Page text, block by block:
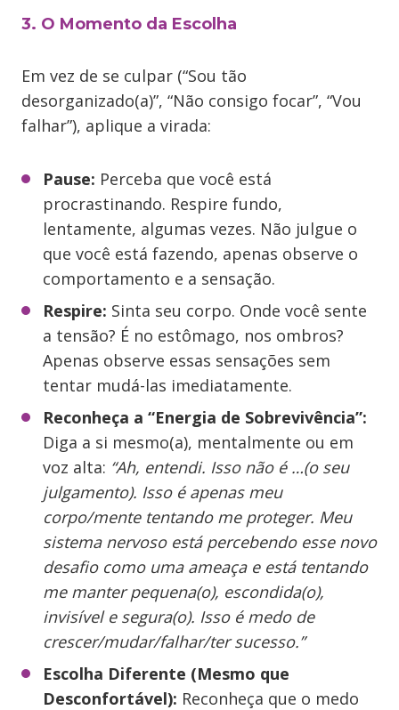
3. O Momento da Escolha
Em vez de se culpar (“Sou tão
desorganizado(a)”, “Não consigo focar”, “Vou
falhar”), aplique a virada:
Pause: Perceba que você está
procrastinando. Respire fundo,
lentamente, algumas vezes. Não julgue o
que você está fazendo, apenas observe o
comportamento e a sensação.
Respire: Sinta seu corpo. Onde você sente
a tensão? É no estômago, nos ombros?
Apenas observe essas sensações sem
tentar mudá-las imediatamente.
Reconheça a “Energia de Sobrevivência”:
Diga a si mesmo(a), mentalmente ou em
voz alta: “Ah, entendi. Isso não é …(o seu
julgamento). Isso é apenas meu
corpo/mente tentando me proteger. Meu
sistema nervoso está percebendo esse novo
desafio como uma ameaça e está tentando
me manter pequena(o), escondida(o),
invisível e segura(o). Isso é medo de
crescer/mudar/falhar/ter sucesso.”
Escolha Diferente (Mesmo que
Desconfortável): Reconheça que o medo